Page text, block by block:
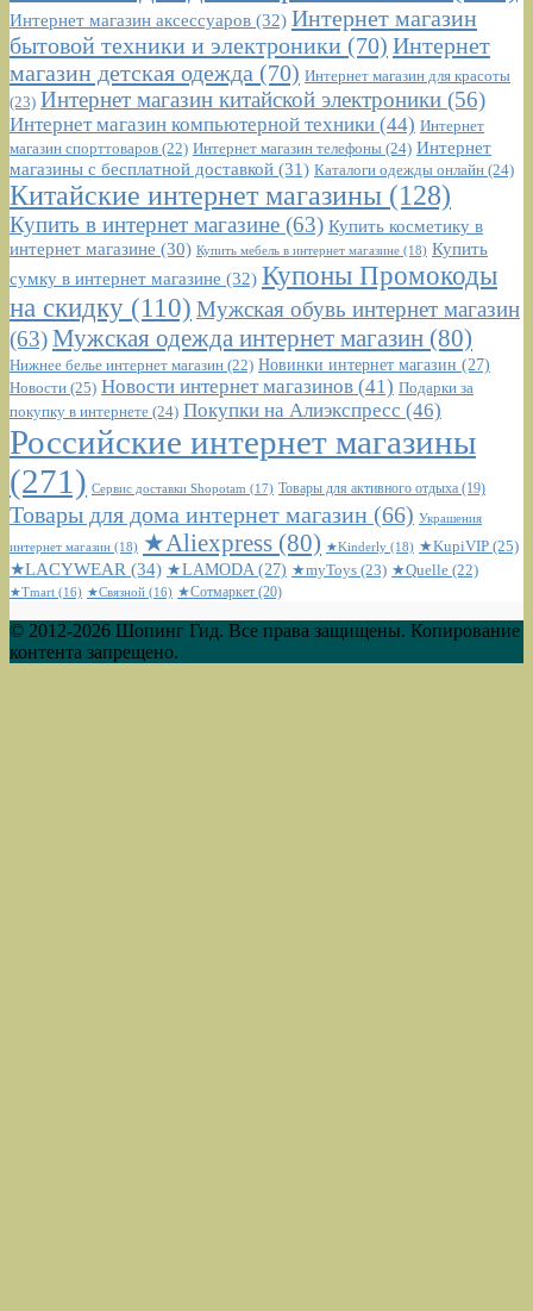
Интернет магазин аксессуаров (32) Интернет магазин
бытовой техники и электроники (70) Интернет
магазин детская одежда (70) Интернет магазин для красоты
(23) Интернет магазин китайской электроники (56)
Интернет магазин компьютерной техники (44) Интернет
магазин спорттоваров (22) Интернет магазин телефоны (24) Интернет
магазины с бесплатной доставкой (31) Каталоги одежды онлайн (24)
Китайские интернет магазины (128)
Купить в интернет магазине (63) Купить косметику в
интернет магазине (30) Купить мебель в интернет магазине (18) Купить
сумку в интернет магазине (32) Купоны Промокоды
на скидку (110) Мужская обувь интернет магазин
(63)Мужская одежда интернет магазин (80)
Нижнее белье интернет магазин (22) Новинки интернет магазин (27)
Новости (25) Новости интернет магазинов (41) Подарки за
покупку в интернете (24) Покупки на Алиэкспресс (46)
Российские интернет магазины
(271) Сервис доставки Shopotam (17) Товары для активного отдыха (19)
Товары для дома интернет магазин (66) Украшения
интернет магазин (18) ★Aliexpress (80) ★Kinderly (18) ★KupiVIP (25)
★LACYWEAR (34) ★LAMODA (27) ★myToys (23) ★Quelle (22)
★Tmart (16) ★Связной (16) ★Сотмаркет (20)
© 2012-2026 Шопинг Гид. Все права защищены. Копирование
контента запрещено.